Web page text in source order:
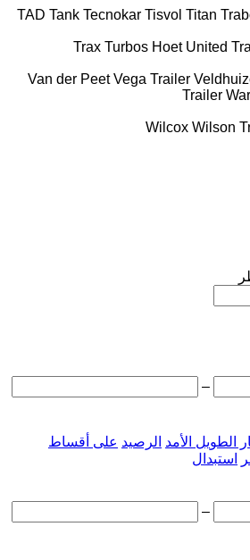
TAD Tank Tecnokar Tisvol Titan
Trax Turbos Hoet United
Van der Peet Vega Trailer
Trailer
Wilcox Wilson
–
الطويل الأمد الرصيد على أقساط
استبدال
–